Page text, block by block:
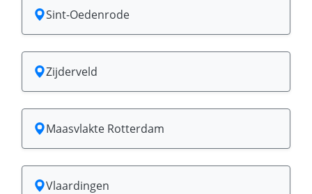
Sint-Oedenrode
Zijderveld
Maasvlakte Rotterdam
Vlaardingen